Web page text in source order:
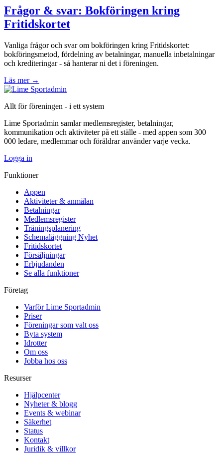
Frågor & svar: Bokföringen kring
Fritidskortet
Vanliga frågor och svar om bokföringen kring Fritidskortet:
bokföringsmetod, fördelning av betalningar, manuella inbetalningar
och krediteringar - så hanterar ni det i föreningen.
Läs mer →
Allt för föreningen - i ett system
Lime Sportadmin samlar medlemsregister, betalningar,
kommunikation och aktiviteter på ett ställe - med appen som 300
000 ledare, medlemmar och föräldrar använder varje vecka.
Logga in
Funktioner
Appen
Aktiviteter & anmälan
Betalningar
Medlemsregister
Träningsplanering
Schemaläggning Nyhet
Fritidskortet
Försäljningar
Erbjudanden
Se alla funktioner
Företag
Varför Lime Sportadmin
Priser
Föreningar som valt oss
Byta system
Idrotter
Om oss
Jobba hos oss
Resurser
Hjälpcenter
Nyheter & blogg
Events & webinar
Säkerhet
Status
Kontakt
Juridik & villkor